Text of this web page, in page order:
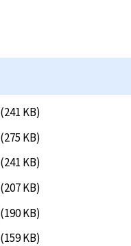
(241 KB)
(275 KB)
(241 KB)
(207 KB)
(190 KB)
(159 KB)